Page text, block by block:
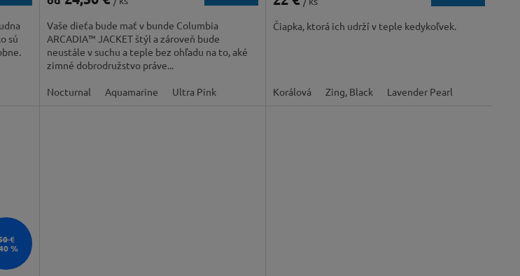
sú
Vaše dieťa bude mať v bunde Columbia
ARCADIA™ JACKET štýl a zároveň bude
neustále v suchu a teple bez ohľadu na to, aké
zimné dobrodružstvo práve...
Nocturnal Aquamarine Ultra Pink
Čiapka, ktorá ich udrží v teple kedykoľvek.
Korálová Zing, Black Lavender Pearl
€
%